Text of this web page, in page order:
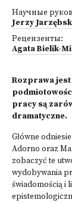
Научные
Jerzy
Рецензенты:
Agata Bielik-
Rozprawa
pracy są
dramatyczne.
Główne
Adorno oraz
zobaczyć te
wydobywania
świadomością i